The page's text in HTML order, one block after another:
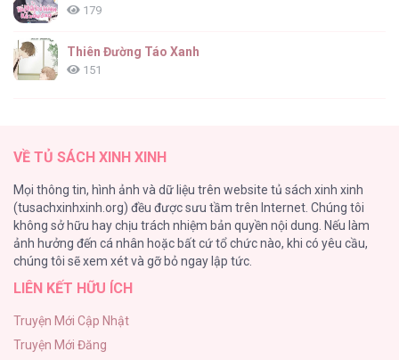
179
Thiên Đường Táo Xanh
151
140
Phạm Luật
123
Làm vị cứu tinh thật dễ dàng
|END| Định Tên Mối Quan Hệ
VỀ TỦ SÁCH XINH XINH
Mọi thông tin, hình ảnh và dữ liệu trên website tủ sách xinh xinh
(tusachxinhxinh.org) đều được sưu tầm trên Internet. Chúng tôi
không sở hữu hay chịu trách nhiệm bản quyền nội dung. Nếu làm
ảnh hưởng đến cá nhân hoặc bất cứ tổ chức nào, khi có yêu cầu,
chúng tôi sẽ xem xét và gỡ bỏ ngay lập tức.
LIÊN KẾT HỮU ÍCH
Truyện Mới Cập Nhật
Truyện Mới Đăng